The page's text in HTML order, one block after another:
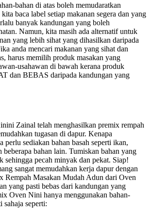
bahan di atas boleh memudaratkan
baca label setiap makanan segera dan yang
banyak kandungan yang boleh
Namun, kita masih ada alternatif untuk
yang lebih sihat yang dihasilkan daripada
anda mencari makanan yang sihat dan
harus memilih produk masakan yang
usahawan di bawah kerana produk
dan BEBAS daripada kandungan yang
Zainal telah menghasilkan premix rempah
tugasan di dapur. Kenapa
perlu sediakan bahan basah seperti ikan,
beberapa bahan lain. Tumiskan bahan yang
sehingga pecah minyak dan pekat. Siap!
sangat memudahkan kerja dapur dengan
Rempah Masakan Mudah Adun dari Oven
yang pasti bebas dari kandungan yang
Oven Nini hanya menggunakan bahan-
sahaja seperti: